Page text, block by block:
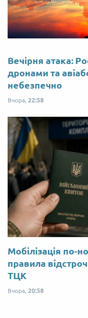
Вечірня атака:
дронами та
небезпечно
Вчора, 22:58
Мобілізація по-
правила
ТЦК
Вчора, 20:58